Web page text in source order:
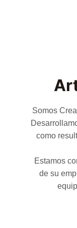
Somos
como
Estamos
de su